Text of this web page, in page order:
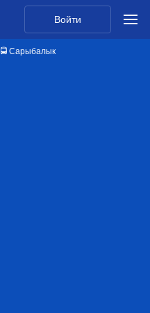
Войти
🚍 Сарыбалык